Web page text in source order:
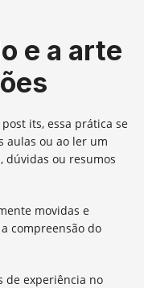
e a arte
its, essa prática se
aulas ou ao ler um
dúvidas ou resumos
movidas e
compreensão do
de experiência no